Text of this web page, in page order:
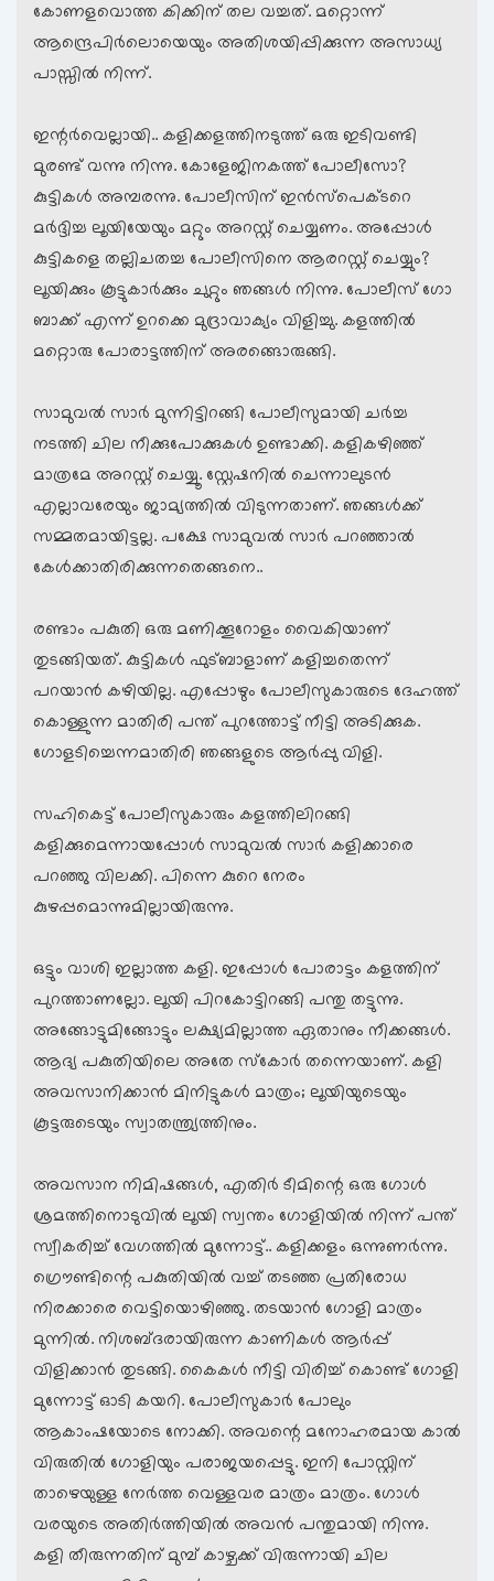
കോണളവൊത്ത കിക്കിന് തല വച്ചത്. മറ്റൊന്ന്
ആന്ദ്രെപിര്‍ലൊയെയും അതിശയിപ്പിക്കുന്ന അസാധ്യ
പാസ്സില്‍ നിന്ന്.
ഇന്റര്‍വെല്ലായി.. കളിക്കളത്തിനടുത്ത് ഒരു ഇടിവണ്ടി
മുരണ്ട് വന്നു നിന്നു. കോളേജിനകത്ത് പോലീസോ?
കുട്ടികള്‍ അമ്പരന്നു. പോലീസിന് ഇന്‍സ്പെക്ടറെ
മര്‍ദ്ദിച്ച ലൂയിയേയും മറ്റും അറസ്റ്റ് ചെയ്യണം. അപ്പോള്‍
കുട്ടികളെ തല്ലിചതച്ച പോലീസിനെ ആരറസ്റ്റ് ചെയ്യും?
ലൂയിക്കും കൂട്ടുകാര്‍ക്കും ചുറ്റും ഞങ്ങള്‍ നിന്നു. പോലീസ് ഗോ
ബാക്ക് എന്ന് ഉറക്കെ മുദ്രാവാക്യം വിളിച്ചു. കളത്തില്‍
മറ്റൊരു പോരാട്ടത്തിന് അരങ്ങൊരുങ്ങി.
സാമുവല്‍ സാര്‍ മുന്നിട്ടിറങ്ങി പോലീസുമായി ചര്‍ച്ച
നടത്തി ചില നീക്കുപോക്കുകള്‍ ഉണ്ടാക്കി. കളികഴിഞ്ഞ്
മാത്രമേ അറസ്റ്റ് ചെയ്യൂ. സ്റ്റേഷനില്‍ ചെന്നാലുടന്‍
എല്ലാവരേയും ജാമ്യത്തില്‍ വിടുന്നതാണ്. ഞങ്ങള്‍ക്ക്
സമ്മതമായിട്ടല്ല. പക്ഷേ സാമുവല്‍ സാര്‍ പറഞ്ഞാല്‍
കേള്‍ക്കാതിരിക്കുന്നതെങ്ങനെ..
രണ്ടാം പകുതി ഒരു മണിക്കൂറോളം വൈകിയാണ്
തുടങ്ങിയത്. കുട്ടികള്‍ ഫുട്ബാളാണ് കളിച്ചതെന്ന്
പറയാന്‍ കഴിയില്ല. എപ്പോഴും പോലീസുകാരുടെ ദേഹത്ത്
കൊള്ളുന്ന മാതിരി പന്ത് പുറത്തോട്ട് നീട്ടി അടിക്കുക.
ഗോളടിച്ചെന്നമാതിരി ഞങ്ങളുടെ ആര്‍പ്പു വിളി.
സഹികെട്ട് പോലീസുകാരും കളത്തിലിറങ്ങി
കളിക്കുമെന്നായപ്പോള്‍ സാമുവല്‍ സാര്‍ കളിക്കാരെ
പറഞ്ഞു വിലക്കി. പിന്നെ കുറെ നേരം
കുഴപ്പമൊന്നുമില്ലായിരുന്നു.
ഒട്ടും വാശി ഇല്ലാത്ത കളി. ഇപ്പോള്‍ പോരാട്ടം കളത്തിന്
പുറത്താണല്ലോ. ലൂയി പിറകോട്ടിറങ്ങി പന്തു തട്ടുന്നു.
അങ്ങോട്ടുമിങ്ങോട്ടും ലക്ഷ്യമില്ലാത്ത ഏതാനും നീക്കങ്ങള്‍.
ആദ്യ പകുതിയിലെ അതേ സ്കോര്‍ തന്നെയാണ്. കളി
അവസാനിക്കാന്‍ മിനിട്ടുകള്‍ മാത്രം; ലൂയിയുടെയും
കൂട്ടരുടെയും സ്വാതന്ത്ര്യത്തിനും.
അവസാന നിമിഷങ്ങള്‍, എതിര്‍ ടീമിന്റെ ഒരു ഗോള്‍
ശ്രമത്തിനൊടുവില്‍ ലൂയി സ്വന്തം ഗോളിയില്‍ നിന്ന് പന്ത്
സ്വീകരിച്ച് വേഗത്തില്‍ മുന്നോട്ട്.. കളിക്കളം ഒന്നുണര്‍ന്നു.
ഗ്രൌണ്ടിന്റെ പകുതിയില്‍ വച്ച് തടഞ്ഞ പ്രതിരോധ
നിരക്കാരെ വെട്ടിയൊഴിഞ്ഞു. തടയാന്‍ ഗോളി മാത്രം
മുന്നില്‍. നിശബ്ദരായിരുന്ന കാണികള്‍ ആര്‍പ്പ്
വിളിക്കാന്‍ തുടങ്ങി. കൈകള്‍ നീട്ടി വിരിച്ച് കൊണ്ട് ഗോളി
മുന്നോട്ട് ഓടി കയറി. പോലീസുകാര്‍ പോലും
ആകാംഷയോടെ നോക്കി. അവന്റെ മനോഹരമായ കാല്‍
വിരുതില്‍ ഗോളിയും പരാജയപ്പെട്ടു. ഇനി പോസ്റ്റിന്
താഴെയുള്ള നേര്‍ത്ത വെള്ളവര മാത്രം മാത്രം. ഗോള്‍
വരയുടെ അതിര്‍ത്തിയില്‍ അവന്‍ പന്തുമായി നിന്നു.
കളി തീരുന്നതിന് മുമ്പ് കാഴ്ചക്ക് വിരുന്നായി ചില